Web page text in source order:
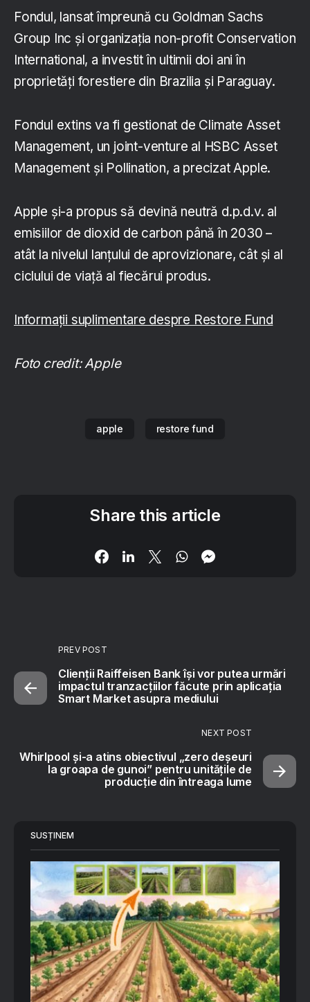
Fondul, lansat împreună cu Goldman Sachs
Group Inc și organizația non-profit Conservation
International, a investit în ultimii doi ani în
proprietăți forestiere din Brazilia și Paraguay.
Fondul extins va fi gestionat de Climate Asset
Management, un joint-venture al HSBC Asset
Management și Pollination, a precizat Apple.
Apple și-a propus să devină neutră d.p.d.v. al
emisiilor de dioxid de carbon până în 2030 –
atât la nivelul lanțului de aprovizionare, cât și al
ciclului de viață al fiecărui produs.
Informații suplimentare despre Restore Fund
Foto credit: Apple
apple restore fund
Share this article
PREV POST
Clienții Raiffeisen Bank își vor putea urmări
impactul tranzacțiilor făcute prin aplicația
Smart Market asupra mediului
NEXT POST
Whirlpool și-a atins obiectivul „zero deșeuri
la groapa de gunoi” pentru unitățile de
producție din întreaga lume
SUSȚINEM